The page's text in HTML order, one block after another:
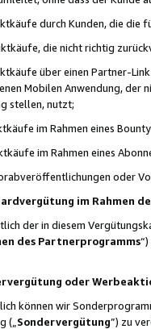
durch Kunden, die die
die nicht richtig
über einen Partner-
Mobilen Anwendung, der
stellen, nutzt;
im Rahmen eines
im Rahmen eines
oder
im Rahmen
der in diesem
des Partnerprogramms
oder
können wir
(„ Sondervergütung”) zu